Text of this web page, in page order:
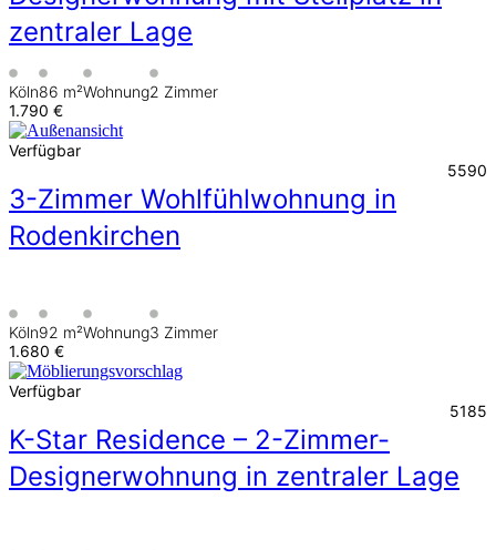
zentraler Lage
Köln86 m²Wohnung2 Zimmer
1.790 €
Verfügbar
5590
3-Zimmer Wohlfühlwohnung in
Rodenkirchen
Köln92 m²Wohnung3 Zimmer
1.680 €
Verfügbar
5185
K-Star Residence – 2-Zimmer-
Designerwohnung in zentraler Lage